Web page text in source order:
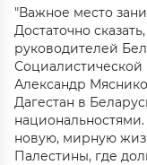
"Важное место
Достаточно
руководителей
Александр
Дагестан в
новую, мирную
Палестины, где